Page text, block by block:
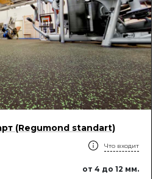
(Regumond standart)
Что входит
от 4 до 12 мм.